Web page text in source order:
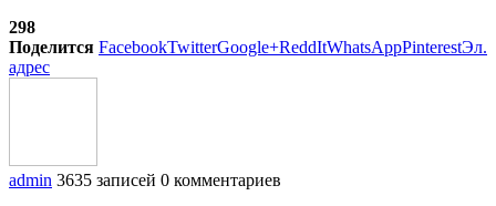
298
Поделится FacebookTwitterGoogle+ReddItWhatsAppPinterestЭл.
адрес
admin 3635 записей 0 комментариев